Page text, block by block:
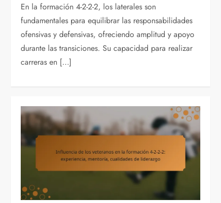
En la formación 4-2-2-2, los laterales son
fundamentales para equilibrar las responsabilidades
ofensivas y defensivas, ofreciendo amplitud y apoyo
durante las transiciones. Su capacidad para realizar
carreras en […]